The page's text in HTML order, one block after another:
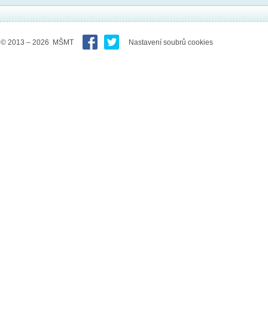
© 2013 – 2026 MŠMT Nastavení soubrů cookies